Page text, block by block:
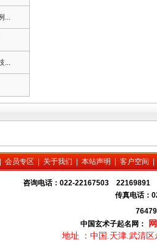
，
起
县
，
河
，
到近
，
真
起
...
...
|会员专区 关于我们 |本站声明 |客户空间
咨询电话：022-22167503
传真电话
中国玄术子起名网：
地址 ：中国.天津.武清